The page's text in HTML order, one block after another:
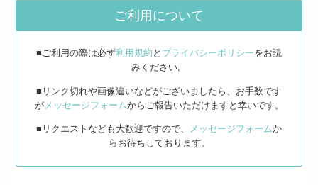
ご利用について
■ご利用の際は必ず利用規約 と プライバシーポリシーをお読
みください。
■リンク切れや画像違いなどがございましたら、お手数です
がメッセージフォームからご報告いただけますと幸いです。
■リクエストなども大歓迎ですので、 メッセージフォームか
らお待ちしております。